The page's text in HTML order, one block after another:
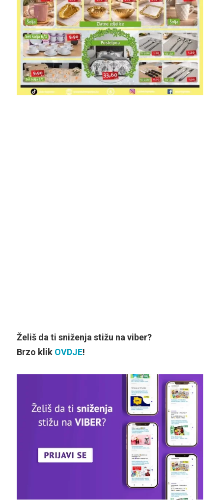
Želiš da ti sniženja stižu na viber?
Brzo klik OVDJE!